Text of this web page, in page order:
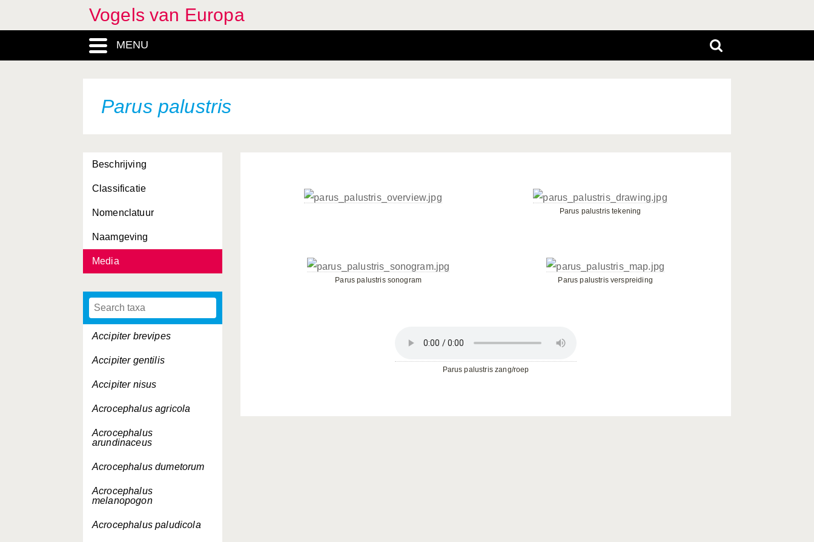
Vogels van Europa
MENU
Parus palustris
Beschrijving
Classificatie
Nomenclatuur
Naamgeving
Media
Accipiter brevipes
Accipiter gentilis
Accipiter nisus
Acrocephalus agricola
Acrocephalus
arundinaceus
Acrocephalus dumetorum
Acrocephalus
melanopogon
Acrocephalus paludicola
Parus palustris tekening
Parus palustris sonogram Parus palustris verspreiding
Parus palustris zang/roep